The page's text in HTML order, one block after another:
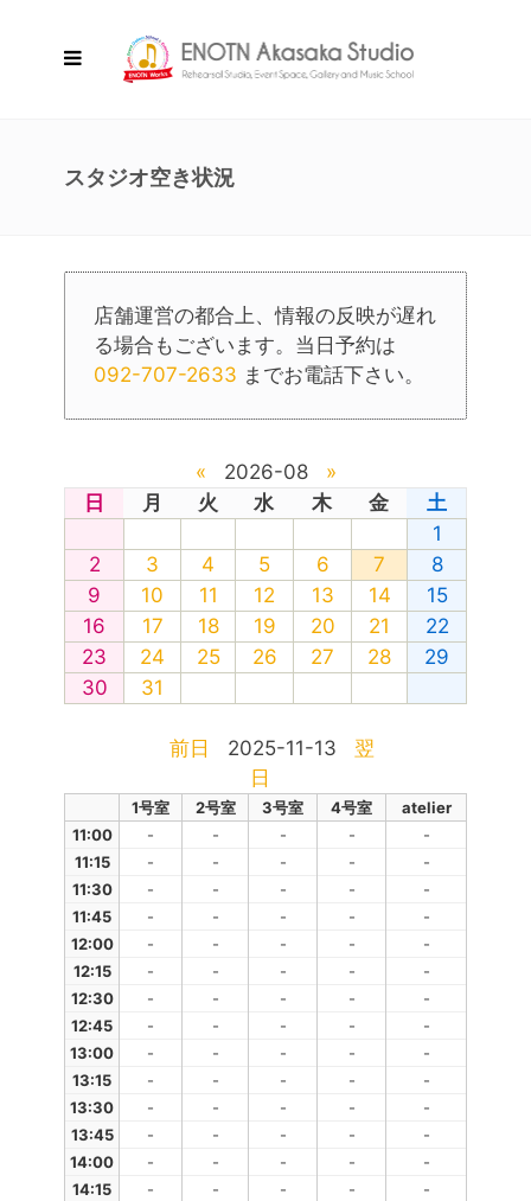
スタジオ空き状況
店舗運営の都合上、情報の反映が遅れ
る場合もございます。当日予約は
092-707-2633 までお電話下さい。
« 2026-08
»
日
月 火 水 木 金
土
1
2
3 4 5 6 7
8
9
10 11 12 13 14
15
16
17 18 19 20 21
22
23
24 25 26 27 28
29
30
31
前日 2025-11-13
翌
日
1号室 2号室 3号室 4号室
atelier
11:00
- - - -
-
11:15
- - - -
-
11:30
- - - -
-
11:45
- - - -
-
12:00
- - - -
-
12:15
- - - -
-
12:30
- - - -
-
12:45
- - - -
-
13:00
- - - -
-
13:15
- - - -
-
13:30
- - - -
-
13:45
- - - -
-
14:00
- - - -
-
14:15
- - - -
-